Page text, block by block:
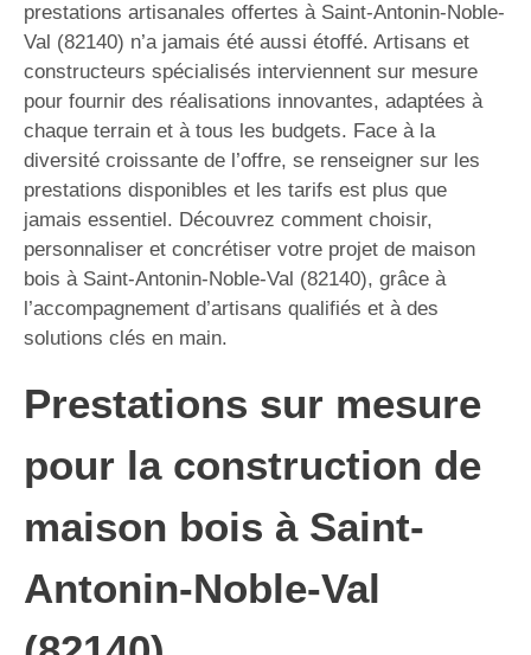
prestations artisanales offertes à Saint-Antonin-Noble-
Val (82140) n’a jamais été aussi étoffé. Artisans et
constructeurs spécialisés interviennent sur mesure
pour fournir des réalisations innovantes, adaptées à
chaque terrain et à tous les budgets. Face à la
diversité croissante de l’offre, se renseigner sur les
prestations disponibles et les tarifs est plus que
jamais essentiel. Découvrez comment choisir,
personnaliser et concrétiser votre projet de maison
bois à Saint-Antonin-Noble-Val (82140), grâce à
l’accompagnement d’artisans qualifiés et à des
solutions clés en main.
Prestations sur mesure
pour la construction de
maison bois à Saint-
Antonin-Noble-Val